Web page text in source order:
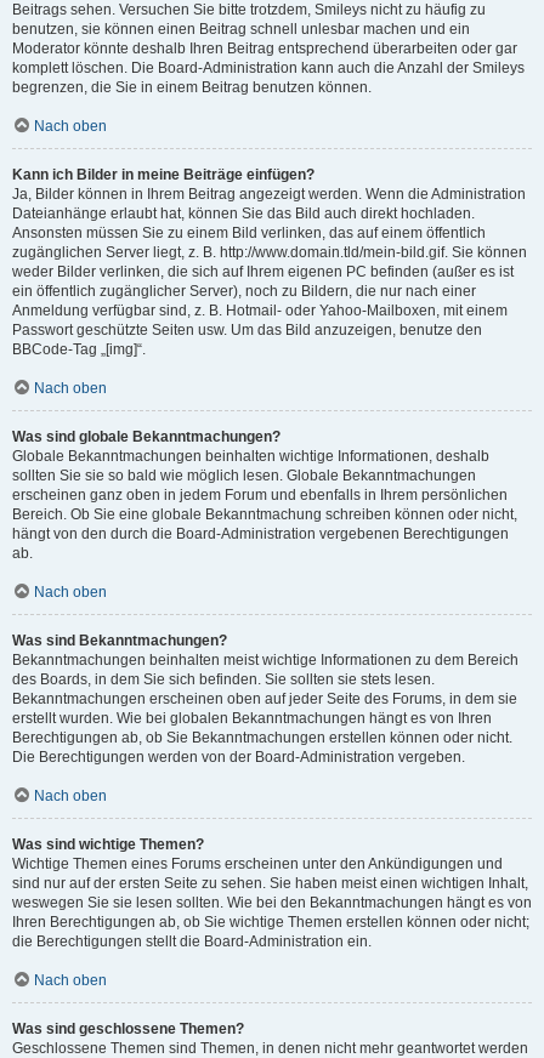
Beitrags sehen. Versuchen Sie bitte trotzdem, Smileys nicht zu häufig zu
benutzen, sie können einen Beitrag schnell unlesbar machen und ein
Moderator könnte deshalb Ihren Beitrag entsprechend überarbeiten oder gar
komplett löschen. Die Board-Administration kann auch die Anzahl der Smileys
begrenzen, die Sie in einem Beitrag benutzen können.
Nach oben
Kann ich Bilder in meine Beiträge einfügen?
Ja, Bilder können in Ihrem Beitrag angezeigt werden. Wenn die Administration
Dateianhänge erlaubt hat, können Sie das Bild auch direkt hochladen.
Ansonsten müssen Sie zu einem Bild verlinken, das auf einem öffentlich
zugänglichen Server liegt, z. B. http://www.domain.tld/mein-bild.gif. Sie können
weder Bilder verlinken, die sich auf Ihrem eigenen PC befinden (außer es ist
ein öffentlich zugänglicher Server), noch zu Bildern, die nur nach einer
Anmeldung verfügbar sind, z. B. Hotmail- oder Yahoo-Mailboxen, mit einem
Passwort geschützte Seiten usw. Um das Bild anzuzeigen, benutze den
BBCode-Tag „[img]“.
Nach oben
Was sind globale Bekanntmachungen?
Globale Bekanntmachungen beinhalten wichtige Informationen, deshalb
sollten Sie sie so bald wie möglich lesen. Globale Bekanntmachungen
erscheinen ganz oben in jedem Forum und ebenfalls in Ihrem persönlichen
Bereich. Ob Sie eine globale Bekanntmachung schreiben können oder nicht,
hängt von den durch die Board-Administration vergebenen Berechtigungen
ab.
Nach oben
Was sind Bekanntmachungen?
Bekanntmachungen beinhalten meist wichtige Informationen zu dem Bereich
des Boards, in dem Sie sich befinden. Sie sollten sie stets lesen.
Bekanntmachungen erscheinen oben auf jeder Seite des Forums, in dem sie
erstellt wurden. Wie bei globalen Bekanntmachungen hängt es von Ihren
Berechtigungen ab, ob Sie Bekanntmachungen erstellen können oder nicht.
Die Berechtigungen werden von der Board-Administration vergeben.
Nach oben
Was sind wichtige Themen?
Wichtige Themen eines Forums erscheinen unter den Ankündigungen und
sind nur auf der ersten Seite zu sehen. Sie haben meist einen wichtigen Inhalt,
weswegen Sie sie lesen sollten. Wie bei den Bekanntmachungen hängt es von
Ihren Berechtigungen ab, ob Sie wichtige Themen erstellen können oder nicht;
die Berechtigungen stellt die Board-Administration ein.
Nach oben
Was sind geschlossene Themen?
Geschlossene Themen sind Themen, in denen nicht mehr geantwortet werden